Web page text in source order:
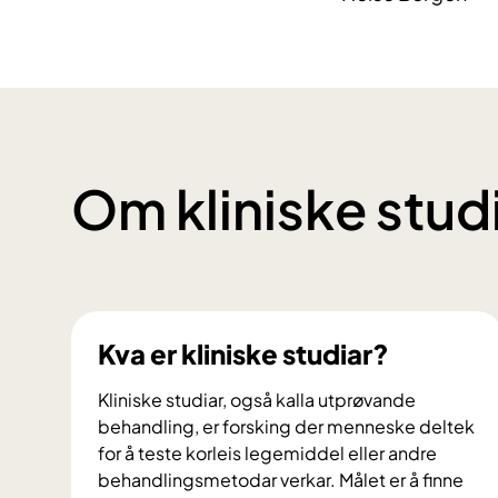
Om kliniske
Kva er kliniske studiar?
Kliniske studiar, også kalla utprøvande
behandling, er forsking der menneske deltek
for å teste korleis legemiddel eller andre
behandlingsmetodar verkar. Målet er å finne